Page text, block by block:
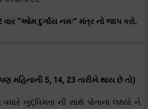
“ઓમ દુર્ગાય નમઃ” મંત્ર નો જાપ કરો.
મહિનાની 5, 14, 23 તારીખે થાય છે તો)
વધારે બુદ્ધિમતા ની સાથે પોતાના લક્ષ્યો ને